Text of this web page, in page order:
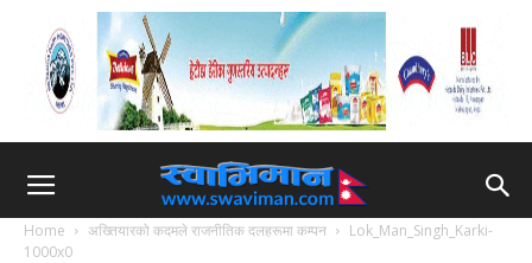
Home अख्तियारको कदमले राजनीतिक दलहरूमा कम्पन
Lok_Man_Singh_Karki-
1000x0